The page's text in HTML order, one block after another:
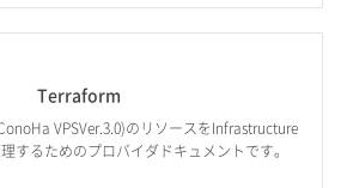
Terraform
VPSVer.3.0)のリソースをInfrastructure
するためのプロバイダドキュメントです。